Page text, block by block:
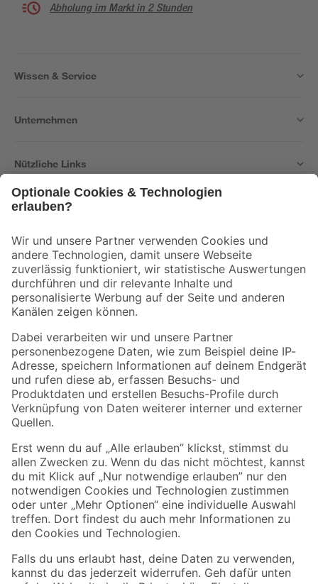
Abholung im Markt in 2 Stunden
Wissen & Service
Unternehmen
Nützliche Links
Der toom Newsletter: Keine Angebote und Aktionen mehr verpassen!
Zur Newsletter Anmeldung
Folge uns
Zahlungsarten Versandarten
Sicher einkaufen
Jetzt die toom-App herunterladen
Alle Preisangaben in EUR inkl. gesetzl. MwSt.. Die dargestellten Angebote sind unter